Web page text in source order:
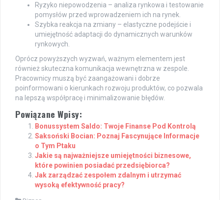
Ryzyko niepowodzenia – analiza rynkowa i testowanie
pomysłów przed wprowadzeniem ich na rynek.
Szybka reakcja na zmiany – elastyczne podejście i
umiejętność adaptacji do dynamicznych warunków
rynkowych.
Oprócz powyższych wyzwań, ważnym elementem jest
również skuteczna komunikacja wewnętrzna w zespole.
Pracownicy muszą być zaangażowani i dobrze
poinformowani o kierunkach rozwoju produktów, co pozwala
na lepszą współpracę i minimalizowanie błędów.
Powiązane Wpisy:
Bonussystem Saldo: Twoje Finanse Pod Kontrolą
Saksoński Bocian: Poznaj Fascynujące Informacje
o Tym Ptaku
Jakie są najważniejsze umiejętności biznesowe,
które powinien posiadać przedsiębiorca?
Jak zarządzać zespołem zdalnym i utrzymać
wysoką efektywność pracy?